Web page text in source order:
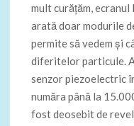
mult curățăm,
arată doar modurile
permite să vedem și
diferitelor particule.
senzor piezoelectric
număra până la
fost deosebit de